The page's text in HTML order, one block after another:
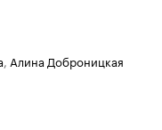
, Алина Доброницкая